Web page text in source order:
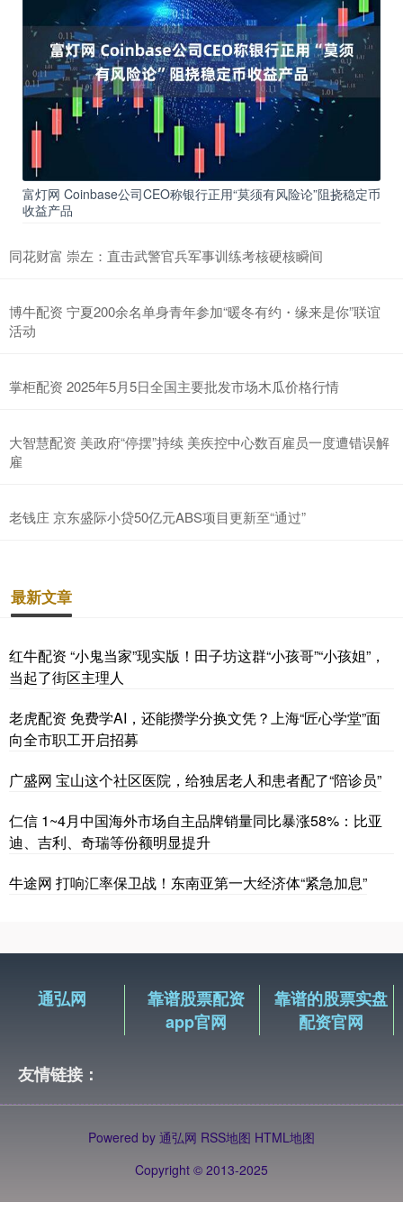
富灯网 Coinbase公司CEO称银行正用“莫须有风险论”阻挠稳定币
收益产品
同花财富 崇左：直击武警官兵军事训练考核硬核瞬间
博牛配资 宁夏200余名单身青年参加“暖冬有约・缘来是你”联谊
活动
掌柜配资 2025年5月5日全国主要批发市场木瓜价格行情
大智慧配资 美政府“停摆”持续 美疾控中心数百雇员一度遭错误解
雇
老钱庄 京东盛际小贷50亿元ABS项目更新至“通过”
最新文章
红牛配资 “小鬼当家”现实版！田子坊这群“小孩哥”“小孩姐”，
当起了街区主理人
老虎配资 免费学AI，还能攒学分换文凭？上海“匠心学堂”面
向全市职工开启招募
广盛网 宝山这个社区医院，给独居老人和患者配了“陪诊员”
仁信 1~4月中国海外市场自主品牌销量同比暴涨58%：比亚
迪、吉利、奇瑞等份额明显提升
牛途网 打响汇率保卫战！东南亚第一大经济体“紧急加息”
通弘网
靠谱股票配资
app官网
靠谱的股票实盘
配资官网
友情链接：
Powered by 通弘网 RSS地图 HTML地图
Copyright © 2013-2025